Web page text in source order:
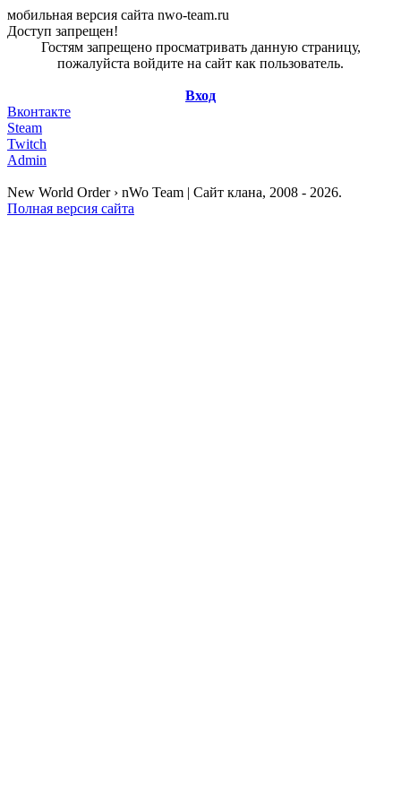
мобильная версия сайта nwo-team.ru
Доступ запрещен!
Гостям запрещено просматривать данную страницу,
пожалуйста войдите на сайт как пользователь.
Вход
Вконтакте
Steam
Twitch
Admin
New World Order › nWo Team | Сайт клана, 2008 - 2026.
Полная версия сайта